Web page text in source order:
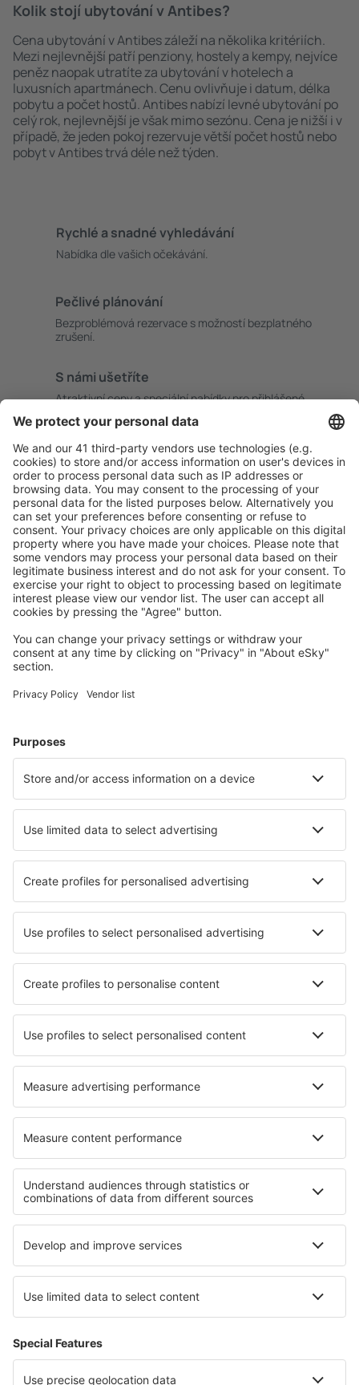
Kolik stojí ubytování v Antibes?
Cena ubytování v Antibes záleží na několika kritériích.
Mezi nejlevnější patří penziony, hostely a kempy, nejvíce
peněz naopak utratíte za ubytování v hotelech a
luxusních apartmánech. Cenu ovlivňuje i datum, délka
pobytu a počet hostů. Antibes nabízí levné ubytování po
celý rok, nejlevnější je však mimo sezónu. Cena je nižší i v
případě, že jeden pokoj rezervuje větší počet hostů nebo
pobyt v Antibes trvá déle než týden.
Rychlé a snadné vyhledávání
Nabídka dle vašich očekávání.
Pečlivé plánování
Bezproblémová rezervace s možností bezplatného
zrušení.
S námi ušetříte
Atraktivní ceny a speciální nabídky pro přihlášené
Ubytování dle vašeho gusta
Vyberte si z více než 1.3 milionu zařízení: hotelů,
apartmánů, chat a dalších.
Uživateli eSky nejčastěji hledané ubytování
Ubytování ve Francii - Oblíbená města
Ubytování in Cannes Ubytování v Paříži
Ubytování in Frejus Ubytování v Nice
Ubytování in Villeurbanne Ubytování in Port-la-Nouvelle
Nejlepší ubytování - města
Ubytování in Valverdon Ubytování in Arto Centonara
Ubytování in Penalba Ubytování in Mierki
Ubytování in Oberappersdorf Ubytování in Mscice
Nejlepší ubytování - regiony
Ubytování v Languedoc-Roussillon
Ubytování v Provence-Alpách-Azurovém pobřeží
Ubytování v Valmeinier Ubytování v Burgundsku
Ubytování na Slovensku Ubytování on North Sea Coast
Ubytování v Magurský národní park
Ubytování v Pucón